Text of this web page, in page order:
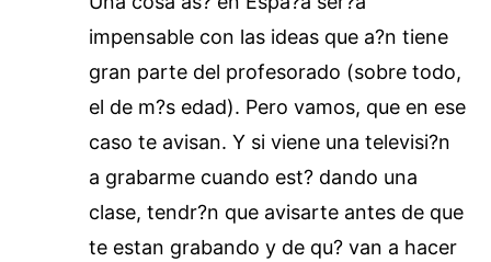
impensable con las ideas que a?n tiene
gran parte del profesorado (sobre todo,
el de m?s edad). Pero vamos, que en ese
caso te avisan. Y si viene una televisi?n
a grabarme cuando est? dando una
clase, tendr?n que avisarte antes de que
te estan grabando y de qu? van a hacer